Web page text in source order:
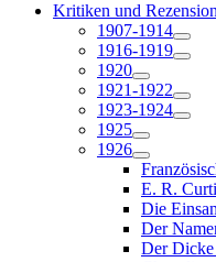
Kritiken und
1907-1914
1916-1919
1920
1921-1922
1923-1924
1925
1926
E. R.
Die
Der
Der